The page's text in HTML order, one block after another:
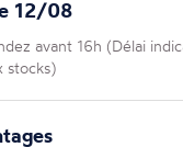
12/08
avant 16h (Délai
stocks)